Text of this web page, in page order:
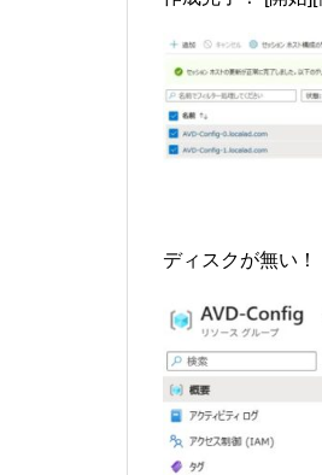
ディスクが無い！